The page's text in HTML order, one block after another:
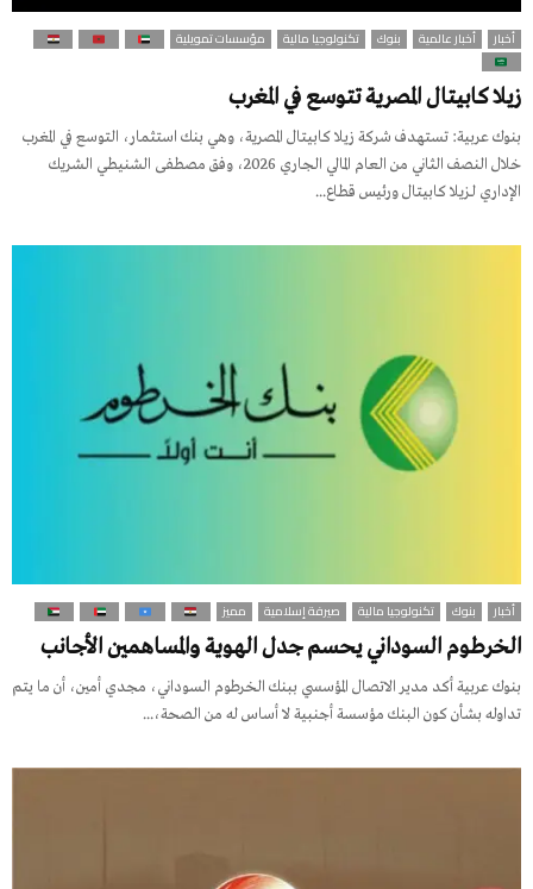
أخبار أخبار عالمية بنوك تكنولوجيا مالية مؤسسات تمويلية
زيلا كابيتال المصرية تتوسع في المغرب
بنوك عربية: تستهدف شركة زيلا كابيتال المصرية، وهي بنك استثمار، التوسع في المغرب
خلال النصف الثاني من العام المالي الجاري 2026، وفق مصطفى الشنيطي الشريك
الإداري لـزيلا كابيتال ورئيس قطاع...
أخبار بنوك تكنولوجيا مالية صيرفة إسلامية مميز
الخرطوم السوداني يحسم جدل الهوية والمساهمين الأجانب
بنوك عربية أكد مدير الاتصال المؤسسي ببنك الخرطوم السوداني، مجدي أمين، أن ما يتم
تداوله بشأن كون البنك مؤسسة أجنبية لا أساس له من الصحة،...